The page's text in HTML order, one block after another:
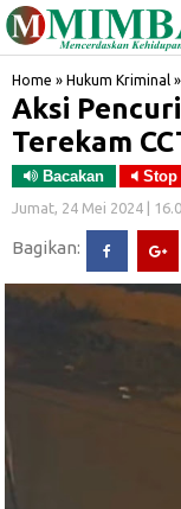
Home » Hukum Kriminal »
Aksi
Terekam
Bacakan Stop
Jumat, 24 Mei 2024 |
Bagikan: